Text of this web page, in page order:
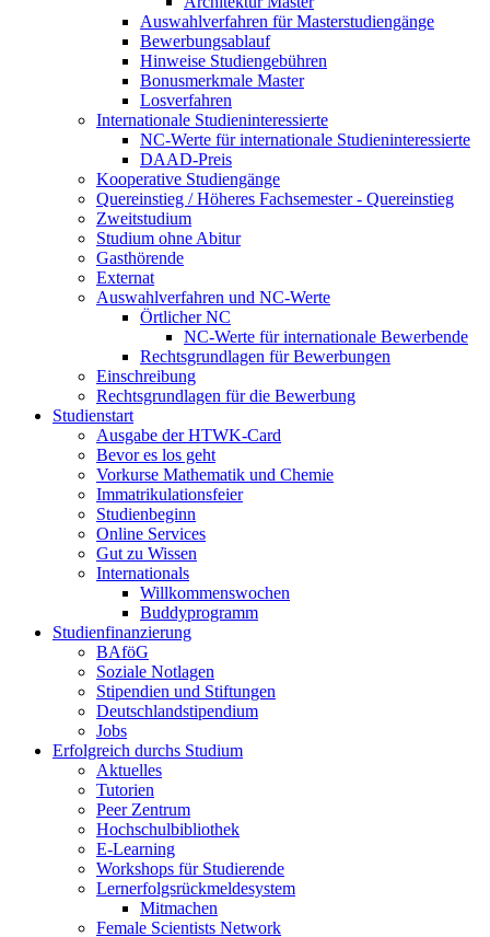
Auswahlverfahren für Masterstudiengänge
Bewerbungsablauf
Hinweise Studiengebühren
Bonusmerkmale Master
Losverfahren
Internationale Studieninteressierte
NC-Werte für internationale Studieninteressierte
DAAD-Preis
Kooperative Studiengänge
Quereinstieg / Höheres Fachsemester - Quereinstieg
Zweitstudium
Studium ohne Abitur
Gasthörende
Externat
Auswahlverfahren und NC-Werte
Örtlicher NC
NC-Werte für internationale Bewerbende
Rechtsgrundlagen für Bewerbungen
Einschreibung
Rechtsgrundlagen für die Bewerbung
Studienstart
Ausgabe der HTWK-Card
Bevor es los geht
Vorkurse Mathematik und Chemie
Immatrikulationsfeier
Studienbeginn
Online Services
Gut zu Wissen
Internationals
Willkommenswochen
Buddyprogramm
Studienfinanzierung
BAföG
Soziale Notlagen
Stipendien und Stiftungen
Deutschlandstipendium
Jobs
Erfolgreich durchs Studium
Aktuelles
Tutorien
Peer Zentrum
Hochschulbibliothek
E-Learning
Workshops für Studierende
Lernerfolgsrückmeldesystem
Mitmachen
Female Scientists Network